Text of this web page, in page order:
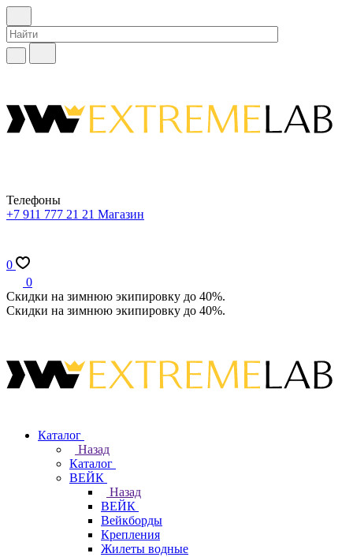
Телефоны
+7 911 777 21 21 Магазин
0
0
Скидки на зимнюю экипировку до 40%.
Скидки на зимнюю экипировку до 40%.
Каталог
Назад
Каталог
ВЕЙК
Назад
ВЕЙК
Вейкборды
Крепления
Жилеты водные